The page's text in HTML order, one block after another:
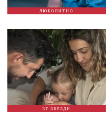
ЛЮБОПИТНО
БГ ЗВЕЗДИ